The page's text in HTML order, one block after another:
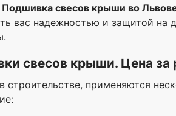
Подшивка свесов крыши во
вас надежностью и защитой на
свесов крыши. Цена за
применяются